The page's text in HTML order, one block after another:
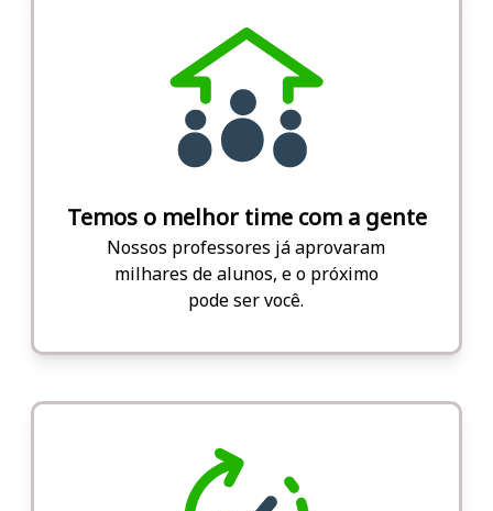
Temos o melhor time com a gente
Nossos professores já aprovaram
milhares de alunos, e o próximo
pode ser você.